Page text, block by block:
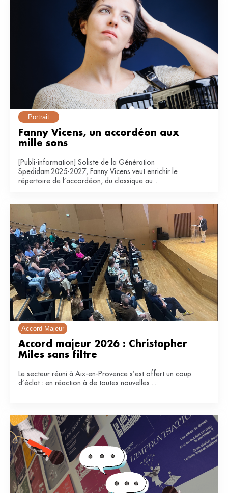
Portrait
Fanny Vicens, un accordéon aux
mille sons
[Publi-information] Soliste de la Génération
Spedidam 2025-2027, Fanny Vicens veut enrichir le
répertoire de l’accordéon, du classique au
Accord Majeur
Accord majeur 2026 : Christopher
Miles sans filtre
Le secteur réuni à Aix-en-Provence s’est offert un coup
d’éclat : en réaction à de toutes nouvelles ...